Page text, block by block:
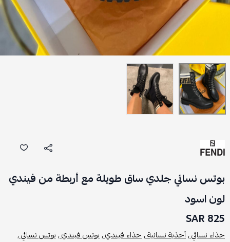
بوتس نسائي جلدي ساق طويلة مع أربطة من فيندي
لون اسود
825 SAR
حذاء نسائي ,أحذية نسائية ,حذاء فيندي ,بوتس فيندي ,بوتس نسائي ,